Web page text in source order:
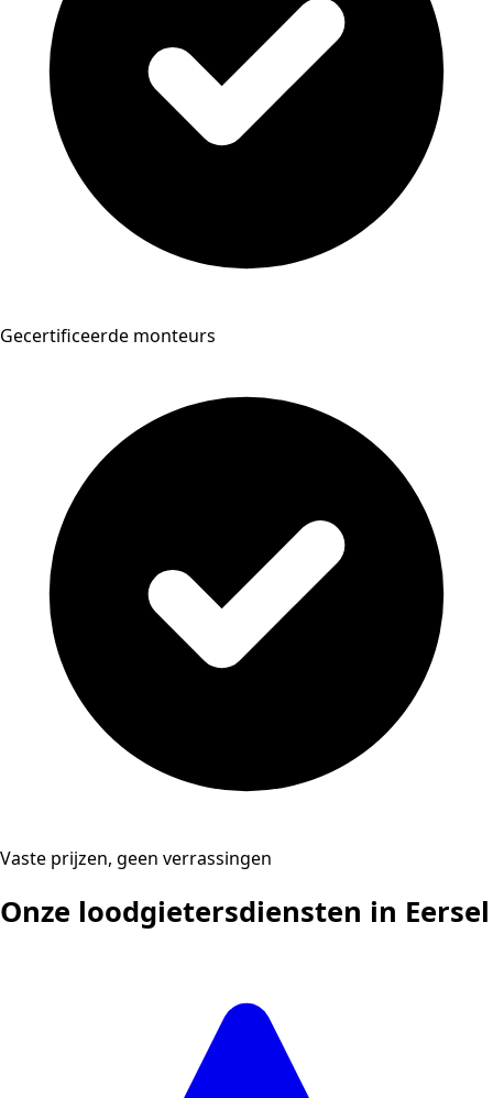
Gecertificeerde monteurs
Vaste prijzen, geen verrassingen
Onze loodgietersdiensten in Eersel